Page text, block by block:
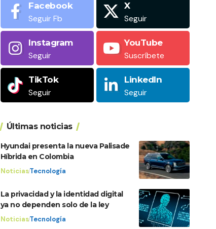
Facebook
Seguir Fb
X
Seguir
Instagram
Seguir
YouTube
Suscríbete
TikTok
Seguir
LinkedIn
Seguir
Últimas noticias
Hyundai presenta la nueva Palisade
Híbrida en Colombia
NoticiasTecnología
La privacidad y la identidad digital
ya no dependen solo de la ley
NoticiasTecnología